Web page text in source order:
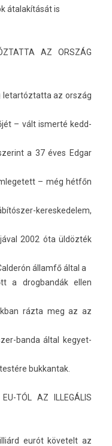
átalakítását is
AZ ORSZÁG
letar­tóztat­ta az ország
– vált is­merté kedd­
a 37 éves Edgar
– még hétfőn
kereskedelem,
2002 óta üldözték
államfő által a
a drog­bandák ellen
rázta meg az az
banda által kegyet­
buk­kantak.
TÓL AZ ILLEGÁLIS
eurót követelt az